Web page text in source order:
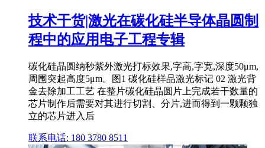
技术干货|激光在碳化硅半导体晶圆制
程中的应用电子工程专辑
碳化硅晶圆纳秒紫外激光打标效果,字高,字宽,深度50μm,
周围突起高度5μm。图1 碳化硅样品激光标记 02 激光背
金去除加工工艺 在整片碳化硅晶圆片上完成若干数量的
芯片制作后需要对其进行切割、分片,进而得到一颗颗独
立的芯片进入后
联系电话: 180 3780 8511